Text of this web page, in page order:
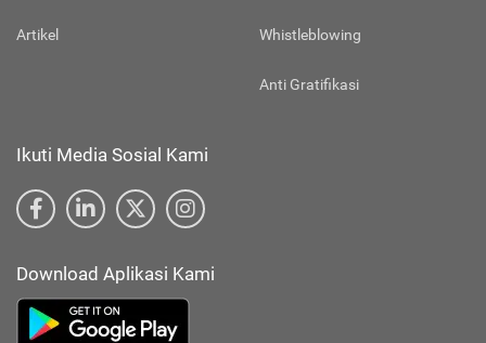
Artikel Whistleblowing
Anti Gratifikasi
Ikuti Media Sosial Kami
Download Aplikasi Kami